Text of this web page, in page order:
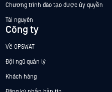
Chương trình đào tạo được ủy quyền
Tài nguyên
Công ty
Về OPSWAT
Đội ngũ quản lý
Khách hàng